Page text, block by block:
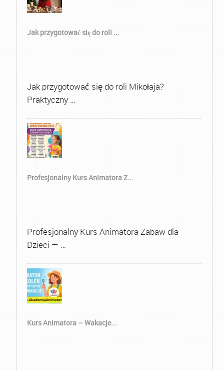
Jak przygotować się do roli ...
Jak przygotować się do roli Mikołaja?
Praktyczny …
Profesjonalny Kurs Animatora Z...
Profesjonalny Kurs Animatora Zabaw dla
Dzieci — …
Kurs Animatora – Wakacje...